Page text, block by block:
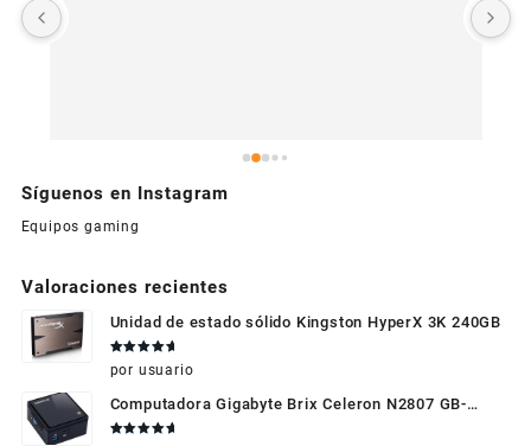
Síguenos en Instagram
Equipos gaming
Valoraciones recientes
Unidad de estado sólido Kingston HyperX 3K 240GB
en5 de 5
por usuario
Computadora Gigabyte Brix Celeron N2807 GB-
BXBT-2807 + WIFI + RAM de 4GB + HDD 500gb +